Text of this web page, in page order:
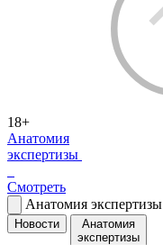
18+
Анатомия
экспертизы
Смотреть
Анатомия экспертизы
Новости
Анатомия
экспертизы